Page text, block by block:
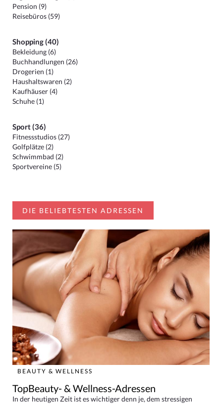
Pension (9)
Reisebüros (59)
Shopping (40)
Bekleidung (6)
Buchhandlungen (26)
Drogerien (1)
Haushaltswaren (2)
Kaufhäuser (4)
Schuhe (1)
Sport (36)
Fitnessstudios (27)
Golfplätze (2)
Schwimmbad (2)
Sportvereine (5)
DIE BELIEBTESTEN ADRESSEN
BEAUTY & WELLNESS
TopBeauty- & Wellness-Adressen
In der heutigen Zeit ist es wichtiger denn je, dem stressigen